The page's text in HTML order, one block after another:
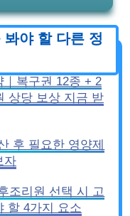
｜복구권 12종 + 2
상당 보상 지금 받
후 필요한 영양제
자
조리원 선택 시 고
할 4가지 요소